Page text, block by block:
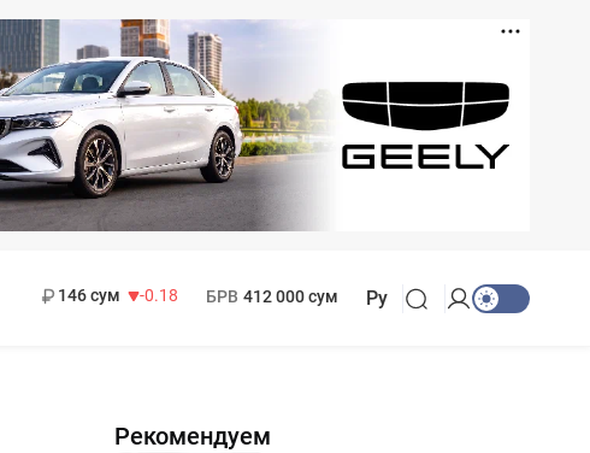
146 сум
-0.18
БРВ 412 000 сум Ру
Рекомендуем